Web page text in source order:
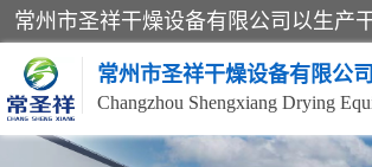
常州市圣祥干燥设备有限公司